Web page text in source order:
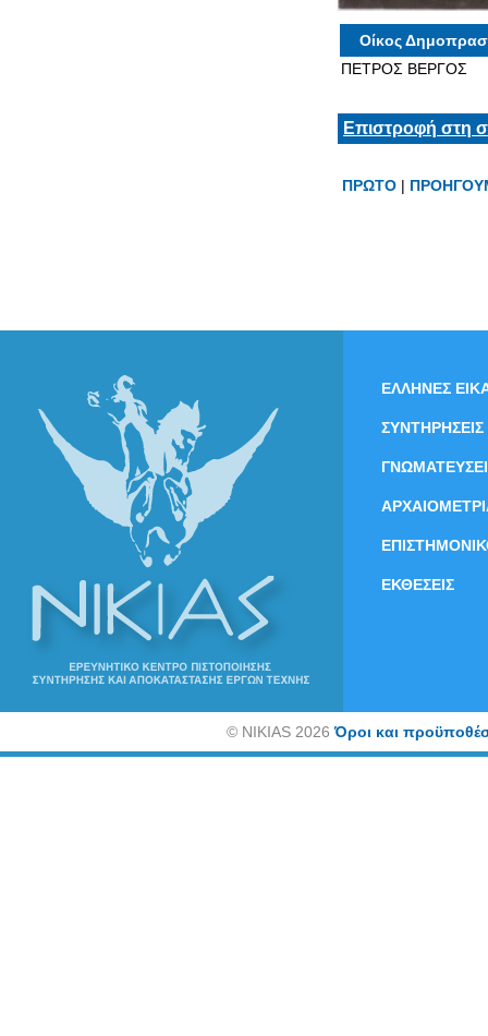
Οίκος
ΠΕΤΡΟΣ ΒΕΡΓΟΣ
Επιστροφή στη
ΠΡΩΤΟ |
ΕΛΛΗΝΕΣ
ΣΥΝΤΗΡΗΣΕΙΣ
ΕΚΘΕΣΕΙΣ
©NIKIAS 2026Όροι και